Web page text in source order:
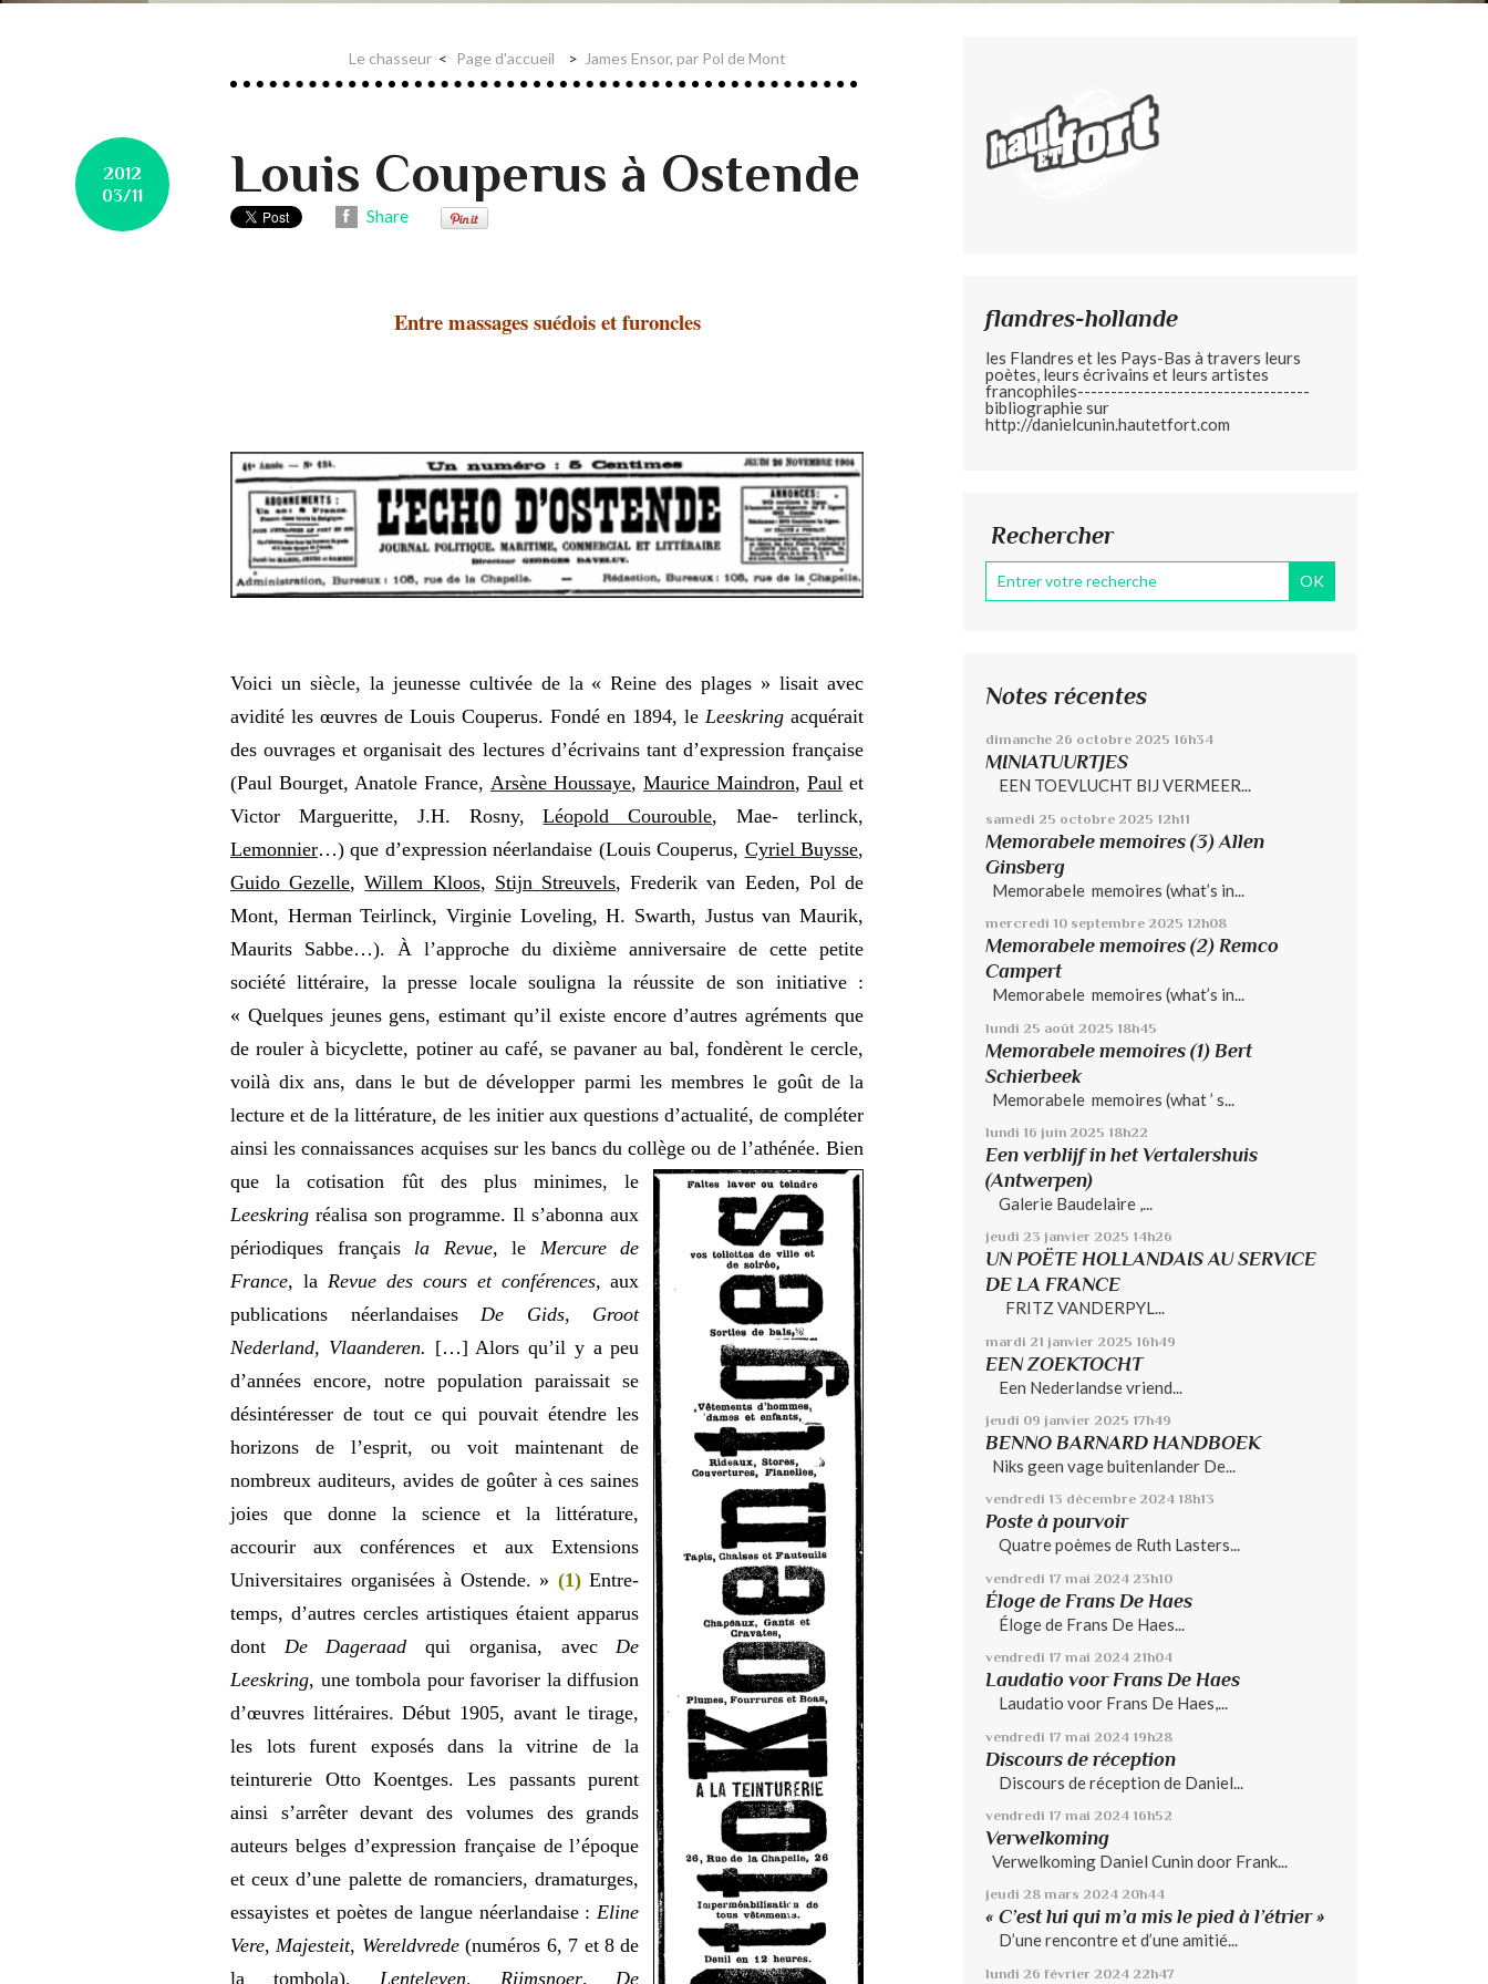
Le chasseur Page d'accueil James Ensor, par Pol de Mont
2012
03/11
Louis Couperus à Ostende
Share
Entre massages suédois et furoncles
Voici un siècle, la jeunesse cultivée de la « Reine des plages » lisait avec
avidité les œuvres de Louis Couperus. Fondé en 1894, le Leeskring acquérait
des ouvrages et organisait des lectures d’écrivains tant d’expression française
(Paul Bourget, Anatole France, Arsène Houssaye, Maurice Maindron, Paul et
Victor Margueritte, J.H. Rosny,Léopold Courouble, Mae- terlinck,
Lemonnier…) que d’expression néerlandaise (Louis Couperus, Cyriel Buysse,
Guido Gezelle,Willem Kloos, Stijn Streuvels, Frederik van Eeden, Pol de
Mont, Herman Teirlinck, Virginie Loveling, H. Swarth, Justus van Maurik,
Maurits Sabbe…). À l’approche du dixième anniversaire de cette petite
société littéraire, la presse locale souligna la réussite de son initiative :
« Quelques jeunes gens, estimant qu’il existe encore d’autres agréments que
de rouler à bicyclette, potiner au café, se pavaner au bal, fondèrent le cercle,
voilà dix ans, dans le but de développer parmi les membres le goût de la
lecture et de la littérature, de les initier aux questions d’actualité, de compléter
ainsi les connaissances acquises sur les bancs du collège ou de l’athénée. Bien
que lacotisation fût des plus minimes, le
Leeskring réalisa son programme. Il s’abonna aux
périodiques françaisla Revue, le Mercure de
France, laRevue des coursetconférences, aux
publications néerlandaisesDe Gids, Groot
Nederland, Vlaanderen. […] Alors qu’il y a peu
d’années encore, notre population paraissait se
désintéresser de tout ce qui pouvait étendre les
horizons de l’esprit, ou voit maintenant de
nombreux auditeurs, avides de goûter à ces saines
joies que donne la science et la littérature,
accourir aux conférences et aux Extensions
Universitaires organisées à Ostende. » (1)Entre-
temps, d’autres cercles artistiques étaient apparus
dont De Dageraad qui organisa, avecDe
Leeskring, une tombola pour favoriser la diffusion
d’œuvres littéraires. Début 1905, avant le tirage,
les lots furent exposés dans la vitrine de la
teinturerie Otto Koentges. Les passants purent
ainsi s’arrêter devant des volumes des grands
auteurs belges d’expression française de l’époque
et ceux d’une palette de romanciers, dramaturges,
essayistes et poètes de langue néerlandaise :Eline
Vere, Majesteit, Wereldvrede(numéros 6, 7 et 8 de
la tombola), Lenteleven, Rijmsnoer, De
flandres-hollande
les Flandres et les Pays-Bas à travers leurs
poètes, leurs écrivains et leurs artistes
francophiles-----------------------------------
bibliographie sur
http://danielcunin.hautetfort.com
Rechercher
Notes récentes
dimanche 26 octobre 2025 16h34
MINIATUURTJES
EEN TOEVLUCHT BIJ VERMEER...
samedi 25 octobre 2025 12h11
Memorabele memoires (3) Allen
Ginsberg
Memorabele memoires (what’s in...
mercredi 10 septembre 2025 12h08
Memorabele memoires (2) Remco
Campert
Memorabele memoires (what’s in...
lundi 25 août 2025 18h45
Memorabele memoires (1) Bert
Schierbeek
Memorabele memoires (what ’ s...
lundi 16 juin 2025 18h22
Een verblijf in het Vertalershuis
(Antwerpen)
Galerie Baudelaire ,...
jeudi 23 janvier 2025 14h26
UN POËTE HOLLANDAIS AU SERVICE
DE LA FRANCE
FRITZ VANDERPYL...
mardi 21 janvier 2025 16h49
EEN ZOEKTOCHT
Een Nederlandse vriend...
jeudi 09 janvier 2025 17h49
BENNO BARNARD HANDBOEK
Niks geen vage buitenlander De...
vendredi 13 décembre 2024 18h13
Poste à pourvoir
Quatre poèmes de Ruth Lasters...
vendredi 17 mai 2024 23h10
Éloge de Frans De Haes
Éloge de Frans De Haes...
vendredi 17 mai 2024 21h04
Laudatio voor Frans De Haes
Laudatio voor Frans De Haes,...
vendredi 17 mai 2024 19h28
Discours de réception
Discours de réception de Daniel...
vendredi 17 mai 2024 16h52
Verwelkoming
Verwelkoming Daniel Cunin door Frank...
jeudi 28 mars 2024 20h44
« C’est lui qui m’a mis le pied à l’étrier »
D’une rencontre et d’une amitié...
lundi 26 février 2024 22h47